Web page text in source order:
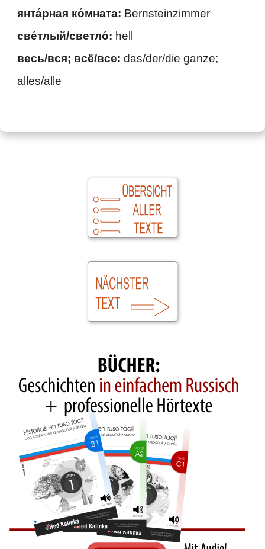
янта́рная ко́мната: Bernsteinzimmer
све́тлый/светло́: hell
весь/вся; всё/все: das/der/die ganze;
alles/alle